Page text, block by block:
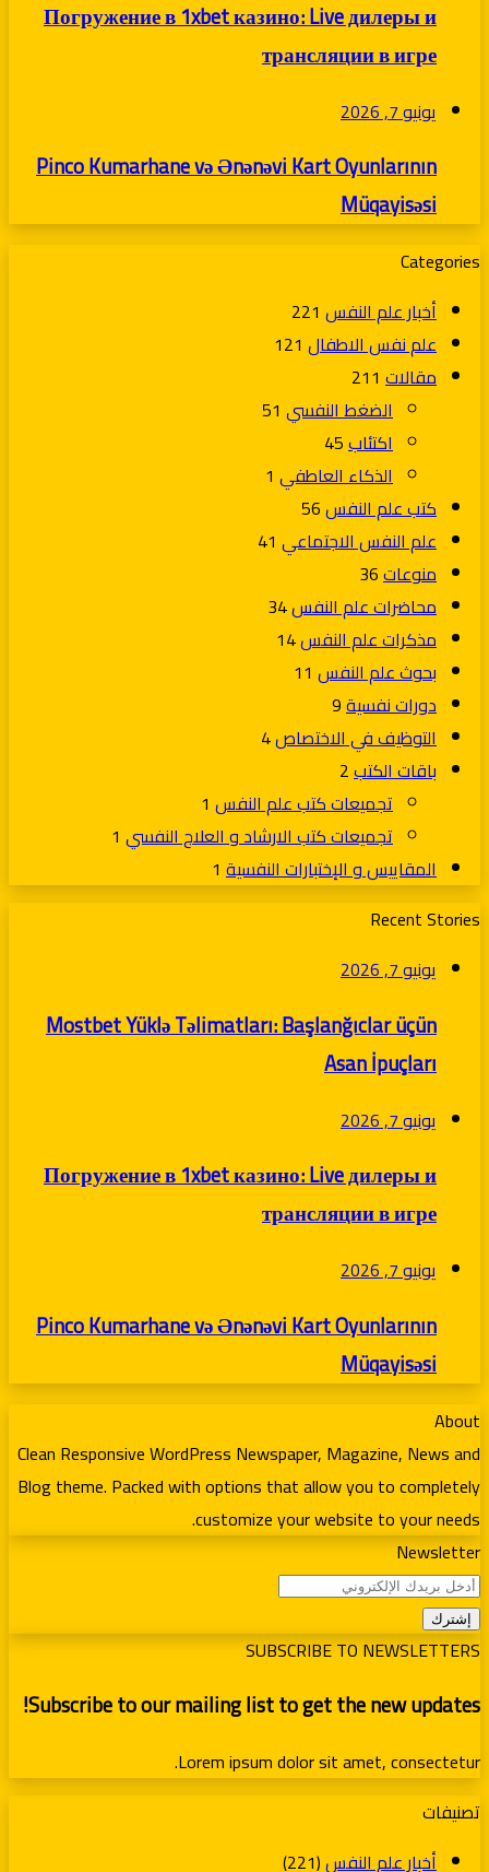
Погружение в 1xbet казино: Live дилеры и
трансляции в игре
يونيو 7, 2026
Pinco Kumarhane və Ənənəvi Kart Oyunlarının
Müqayisəsi
Categories
أخبار علم النفس 221
علم نفس الاطفال 121
مقالات 211
الضغط النفسي 51
اكتئاب45
الذكاء العاطفي 1
كتب علم النفس56
علم النفس الاجتماعي 41
منوعات36
محاضرات علم النفس34
مذكرات علم النفس14
بحوث علم النفس 11
دورات نفسية9
التوظيف في الاختصاص4
باقات الكتب2
تجميعات كتب علم النفس 1
تجميعات كتب الارشاد و العلاج النفسي 1
المقاييس و الإختبارات النفسية 1
Recent Stories
يونيو 7, 2026
Mostbet Yüklə Təlimatları: Başlanğıclar üçün
Asan İpuçları
يونيو 7, 2026
Погружение в 1xbet казино: Live дилеры и
трансляции в игре
يونيو 7, 2026
Pinco Kumarhane və Ənənəvi Kart Oyunlarının
Müqayisəsi
About
Clean Responsive WordPress Newspaper, Magazine, News and
Blog theme. Packed with options that allow you to completely
customize your website to your needs.
Newsletter
أدخل
بريدك
الإلكتروني
SUBSCRIBE TO NEWSLETTERS
Subscribe to our mailing list to get the new updates!
Lorem ipsum dolor sit amet, consectetur.
تصنيفات
أخبار علم النفس(221)